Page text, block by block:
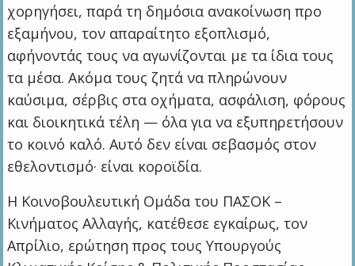
χορηγήσει, παρά τη δημόσια ανακοίνωση προ
εξαμήνου, τον απαραίτητο εξοπλισμό,
αφήνοντάς τους να αγωνίζονται με τα ίδια τους
τα μέσα. Ακόμα τους ζητά να πληρώνουν
καύσιμα, σέρβις στα οχήματα, ασφάλιση, φόρους
και διοικητικά τέλη — όλα για να εξυπηρετήσουν
το κοινό καλό. Αυτό δεν είναι σεβασμός στον
εθελοντισμό· είναι κοροϊδία.
Η Κοινοβουλευτική Ομάδα του ΠΑΣΟΚ –
Κινήματος Αλλαγής, κατέθεσε εγκαίρως, τον
Απρίλιο, ερώτηση προς τους Υπουργούς